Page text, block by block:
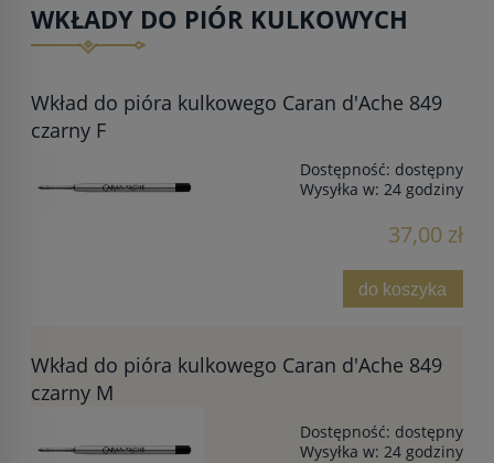
WKŁADY DO PIÓR KULKOWYCH
Wkład do pióra kulkowego Caran d'Ache 849
czarny F
Dostępność: dostępny
Wysyłka w: 24 godziny
37,00 zł
do koszyka
Wkład do pióra kulkowego Caran d'Ache 849
czarny M
Dostępność: dostępny
Wysyłka w: 24 godziny